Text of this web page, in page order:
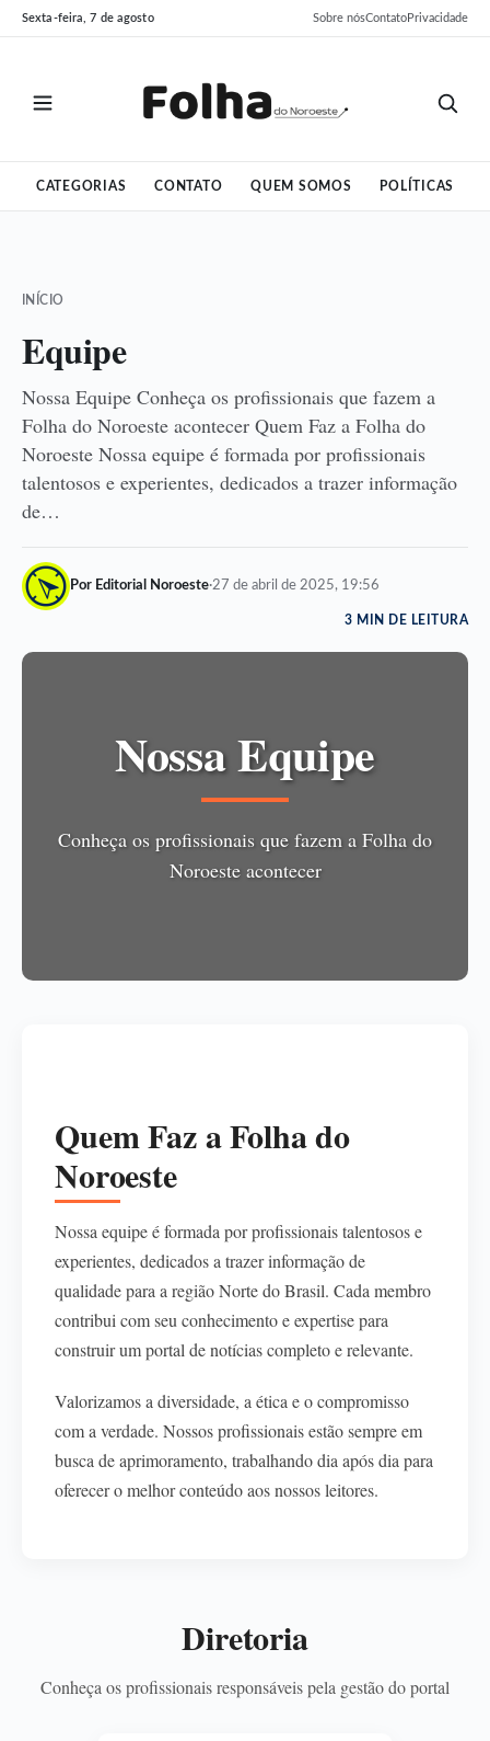
Pular
para
Pular
para
Sexta-feira, 7 de agosto Sobre nósContatoPrivacidade
CATEGORIAS CONTATO QUEM SOMOS POLÍTICAS
INÍCIO
Equipe
Nossa Equipe Conheça os profissionais que fazem a
Folha do Noroeste acontecer Quem Faz a Folha do
Noroeste Nossa equipe é formada por profissionais
talentosos e experientes, dedicados a trazer informação
de…
Por Editorial Noroeste·27 de abril de 2025, 19:56
3 MIN DE LEITURA
Nossa Equipe
Conheça os profissionais que fazem a Folha do
Noroeste acontecer
Quem Faz a Folha do
Noroeste
Nossa equipe é formada por profissionais talentosos e
experientes, dedicados a trazer informação de
qualidade para a região Norte do Brasil. Cada membro
contribui com seu conhecimento e expertise para
construir um portal de notícias completo e relevante.
Valorizamos a diversidade, a ética e o compromisso
com a verdade. Nossos profissionais estão sempre em
busca de aprimoramento, trabalhando dia após dia para
oferecer o melhor conteúdo aos nossos leitores.
Diretoria
Conheça os profissionais responsáveis pela gestão do portal